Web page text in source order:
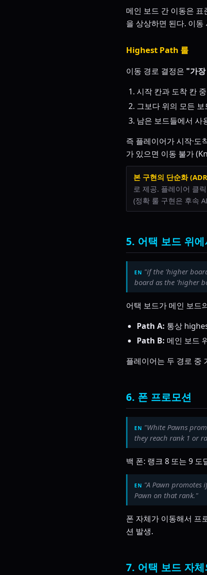
메인 보드 간 이동은
을 상상하면 된다. 이
Highest Path 룰
이동 경로 결정은 "가
시작 칸과 도착 칸
그보다 위의 모든
남은 보드들에서 사
즉 플레이어가 시작·
가 있으면 이동 불가
본 구현의 단순화
로 제공. 플레이어 클
(정확 룰 구현은 후속
5. 어택 보드 위
"if the 'higher
board as the 'higher
어택 보드가 메인 보드
Path A: 통상
Path B: 메인 보드
플레이어는 두 경로 중
6. 폰 프로모션
"White Pawns
they reach rank 1 or
백 폰: 랭크 8 또는 9 도
"A Pawn
Pawn on that rank."
폰 자체가 이동해서 프
션 발생.
7. 어택 보드 자